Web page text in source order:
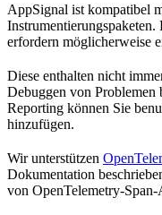
AppSignal ist kompatibel
Instrumentierungspaketen.
erfordern möglicherweise
Diese enthalten nicht
Debuggen von Problemen
Reporting können Sie
hinzufügen.
Wir unterstützen
Dokumentation
von OpenTelemetry-